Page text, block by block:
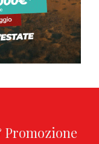
Promozione